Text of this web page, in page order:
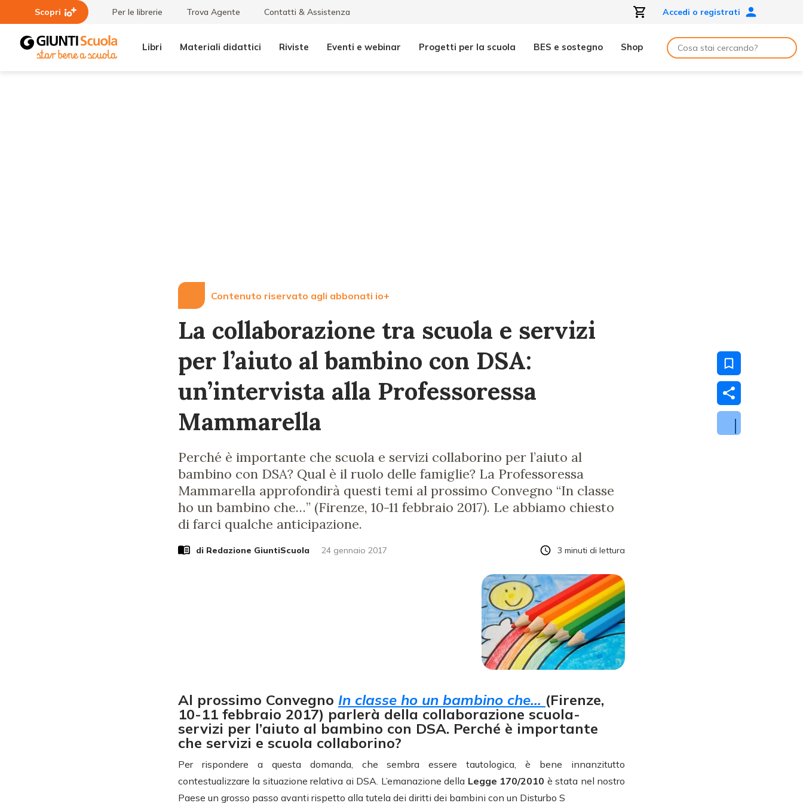
Scopri Per le librerie Trova Agente Contatti & Assistenza Accedi o registrati
Libri Materiali didattici Riviste Eventi e webinar Progetti per la scuola BES e sostegno Shop
Contenuto riservato agli abbonati io+
La collaborazione tra scuola e servizi
per l’aiuto al bambino con DSA:
un’intervista alla Professoressa
Mammarella
Perché è importante che scuola e servizi collaborino per l’aiuto al
bambino con DSA? Qual è il ruolo delle famiglie? La Professoressa
Mammarella approfondirà questi temi al prossimo Convegno “In classe
ho un bambino che…” (Firenze, 10-11 febbraio 2017). Le abbiamo chiesto
di farci qualche anticipazione.
di Redazione GiuntiScuola 24 gennaio 2017 3 minuti di lettura
Al prossimo Convegno In classe ho un bambino che… (Firenze,
10-11 febbraio 2017) parlerà della collaborazione scuola-
servizi per l’aiuto al bambino con DSA. Perché è importante
che servizi e scuola collaborino?
Per rispondere a questa domanda, che sembra essere tautologica, è bene innanzitutto
contestualizzare la situazione relativa ai DSA. L’emanazione della Legge 170/2010 è stata nel nostro
Paese un grosso passo avanti rispetto alla tutela dei diritti dei bambini con un Disturbo S